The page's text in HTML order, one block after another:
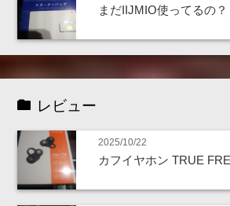
まだIIJMIO使ってるの？
レビュー
2025/10/22
カフイヤホン TRUE